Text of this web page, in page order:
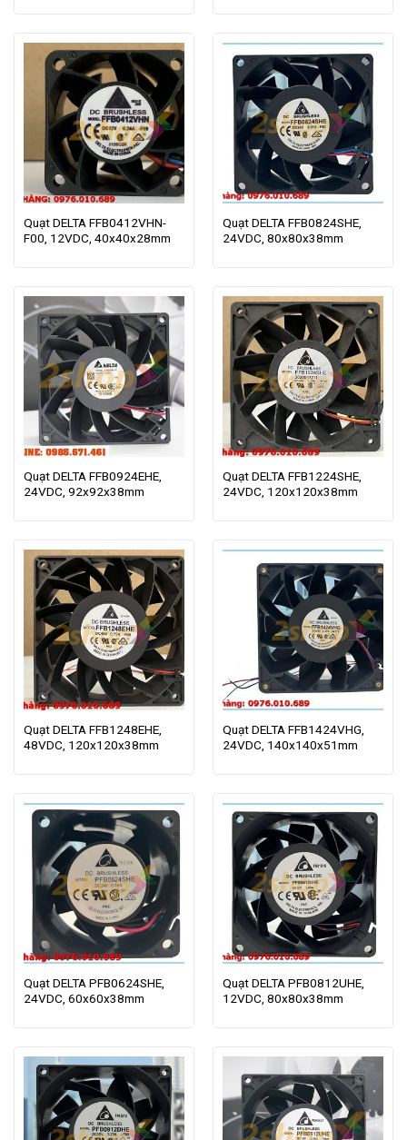
Quạt DELTA FFB0412VHN-
F00, 12VDC, 40x40x28mm
Quạt DELTA FFB0824SHE,
24VDC, 80x80x38mm
Quạt DELTA FFB0924EHE,
24VDC, 92x92x38mm
Quạt DELTA FFB1224SHE,
24VDC, 120x120x38mm
Quạt DELTA FFB1248EHE,
48VDC, 120x120x38mm
Quạt DELTA FFB1424VHG,
24VDC, 140x140x51mm
Quạt DELTA PFB0624SHE,
24VDC, 60x60x38mm
Quạt DELTA PFB0812UHE,
12VDC, 80x80x38mm